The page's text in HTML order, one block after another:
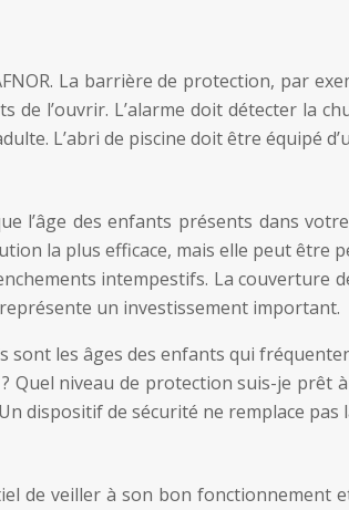
La barrière de protection, par
l’ouvrir. L’alarme doit détecter la
L’abri de piscine doit être équipé
l’âge des enfants présents dans
la plus efficace, mais elle peut être
intempestifs. La
un investissement important.
les âges des enfants qui
niveau de protection suis-je prêt
de sécurité ne remplace pas
de veiller à son bon